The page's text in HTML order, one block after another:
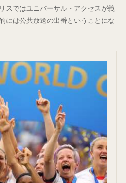
スではユニバーサル・アクセスが義
には公共放送の出番ということにな